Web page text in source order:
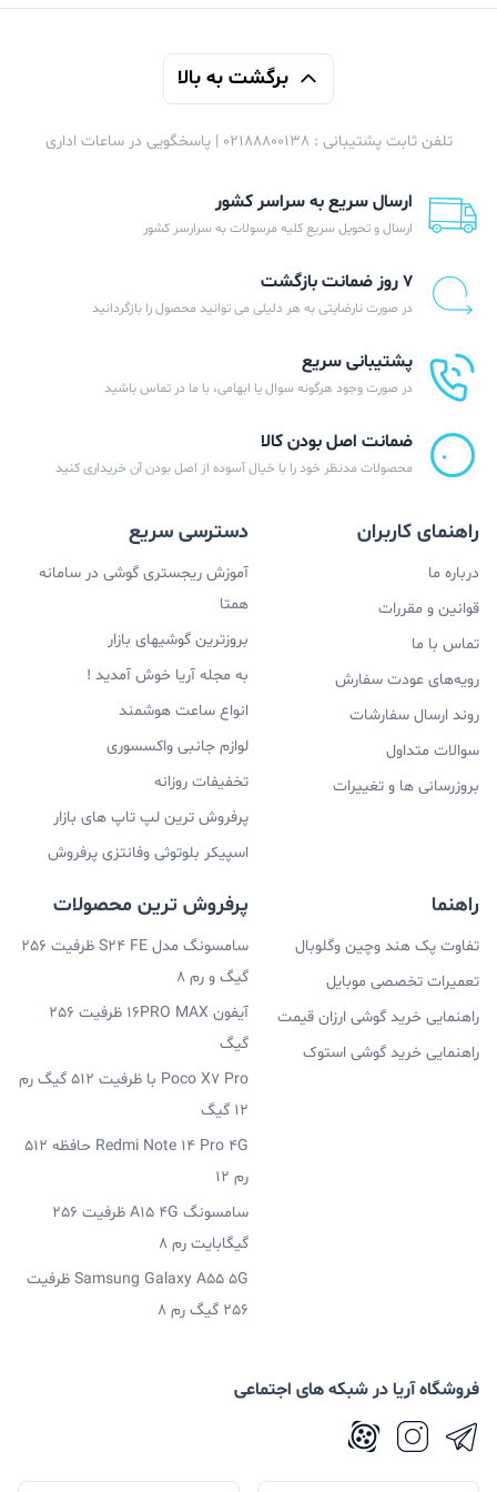
برگشت به بالا
تلفن ثابت پشتیبانی : 02188800138 | پاسخگویی در ساعات اداری
ارسال سریع به سراسر کشور
ارسال و تحویل سریع کلیه مرسولات به سرارسر کشور
۷ روز ضمانت بازگشت
در صورت نارضایتی به هر دلیلی می توانید محصول را بازگردانید
پشتیبانی سریع
در صورت وجود هرگونه سوال یا ابهامی، با ما در تماس باشید
ضمانت اصل بودن کالا
محصولات مدنظر خود را با خیال آسوده از اصل بودن آن خریداری کنید
راهنمای کاربران
درباره ما
قوانین و مقررات
تماس با ما
رویه‌های عودت سفارش
روند ارسال سفارشات
سوالات متداول
بروزرسانی ها و تغییرات
دسترسی سریع
آموزش ریجستری گوشی در سامانه
همتا
بروزترین گوشیهای بازار
به مجله آریا خوش آمدید !
انواع ساعت هوشمند
لوازم جانبی واکسسوری
تخفیفات روزانه
پرفروش ترین لپ تاپ های بازار
اسپیکر بلوتوثی وفانتزی پرفروش
راهنما
تفاوت پک هند وچین وگلوبال
تعمیرات تخصصی موبایل
راهنمایی خرید گوشی ارزان قیمت
راهنمایی خرید گوشی استوک
پرفروش ترین محصولات
سامسونگ مدل S24 FE ظرفیت 256
گیگ و رم 8
آیفون 16PRO MAX ظرفیت 256
گیگ
Poco X7 Pro با ظرفیت 512 گیگ رم
12 گیگ
Redmi Note 14 Pro 4G حافظه 512
رم 12
سامسونگ A15 4G ظرفیت 256
گیگابایت رم 8
Samsung Galaxy A55 5G ظرفیت
256 گیگ رم 8
فروشگاه آریا در شبکه های اجتماعی